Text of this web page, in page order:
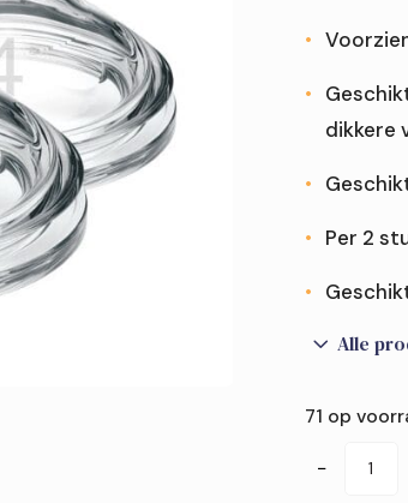
brede halsfles?
én fles?
en rietjesbeker?
of fles?
van mijn baby?
te steriliseren?
dikkere
Per 2
3 Alle
71 op
−